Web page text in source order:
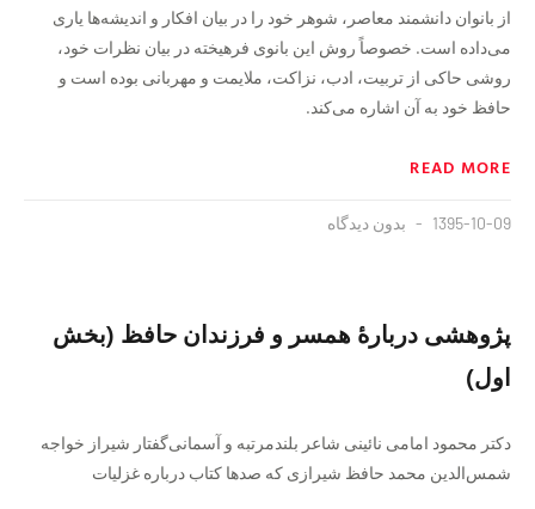
از بانوان دانشمند معاصر، شوهر خود را در بیان افکار و اندیشه‌ها یاری
می‌داده است. خصوصاً روش این بانوی فرهیخته در بیان نظرات خود،
روشی حاکی از تربیت، ادب، نزاکت، ملایمت و مهربانی بوده است و
حافظ خود به آن اشاره می‌کند.
READ MORE
1395-10-09 بدون دیدگاه
پژوهشی دربارهٔ همسر و فرزندان حافظ (بخش
اول)
دکتر محمود امامی نائینی شاعر بلندمرتبه و آسمانی‌گفتار شیراز خواجه
شمس‌الدین محمد حافظ شیرازی که صد‌ها کتاب درباره غزلیات